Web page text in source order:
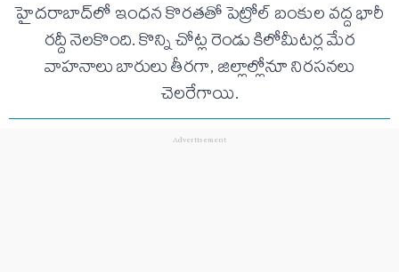
హైదరాబాద్‌లో ఇంధన కొరతతో పెట్రోల్ బంకుల వద్ద భారీ
రద్దీ నెలకొంది. కొన్ని చోట్ల రెండు కిలోమీటర్ల మేర
వాహనాలు బారులు తీరగా, జిల్లాల్లోనూ నిరసనలు
చెలరేగాయి.